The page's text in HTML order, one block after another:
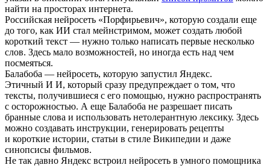
найти на просторах интернета.
Российская нейросеть «Порфирьевич», которую создали еще
до того, как ИИ стал мейнстримом, может создать любой
короткий текст — нужно только написать первые несколько
слов. Здесь мало возможностей, но иногда есть над чем
посмеяться.
Балабоба — нейросеть, которую запустил Яндекс.
Этичный И И, который сразу предупреждает о том, что
тексты, получившиеся с его помощью, нужно распространять
с осторожностью. А еще Балабоба не разрешает писать
бранные слова и использовать нетолерантную лексику. Здесь
можно создавать инструкции, генерировать рецепты
и короткие истории, статьи в стиле Википедии и даже
синопсисы фильмов.
Не так давно Яндекс встроил нейросеть в умного помощника